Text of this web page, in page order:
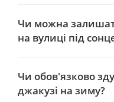
Чи можна
на вулиці під
Чи обов'язково
джакузі на зиму?